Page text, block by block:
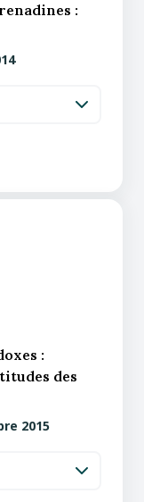
:
:
des
2015